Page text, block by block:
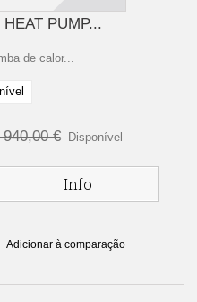
PUMP...
de calor...
940,00 € Disponível
Info
Adicionar à comparação